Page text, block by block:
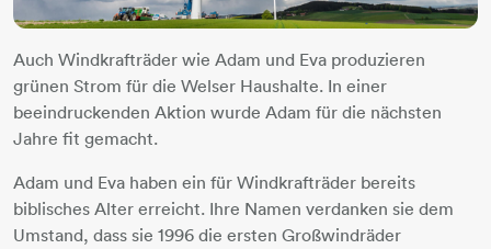
Auch Windkrafträder wie Adam und Eva produzieren
grünen Strom für die Welser Haushalte. In einer
beeindruckenden Aktion wurde Adam für die nächsten
Jahre fit gemacht.
Adam und Eva haben ein für Windkrafträder bereits
biblisches Alter erreicht. Ihre Namen verdanken sie dem
Umstand, dass sie 1996 die ersten Großwindräder